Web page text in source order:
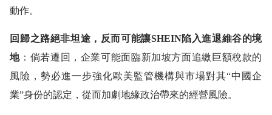
動作。
回歸之路絕非坦途，反而可能讓SHEIN陷入進退維谷的境
地 ：倘若遷回，企業可能面臨新加坡方面追繳巨額稅款的
風險，勢必進一步強化歐美監管機構與市場對其“中國企
業”身份的認定，從而加劇地緣政治帶來的經營風險。